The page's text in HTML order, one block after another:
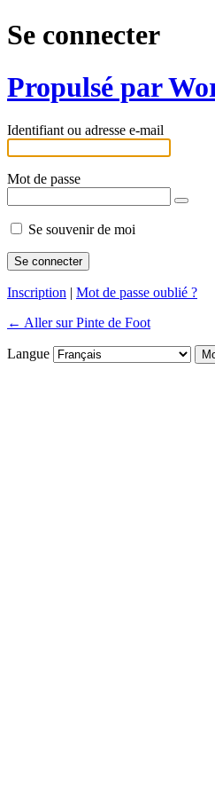
Se connecter
Propulsé par
Identifiant ou adresse e-mail
Mot de passe
Se souvenir de moi
Inscription | Mot de passe oublié ?
← Aller sur Pinte de Foot
Langue